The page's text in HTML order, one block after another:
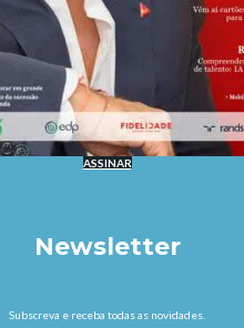
ASSINAR
Newsletter
Subscreva e receba todas as novidades.